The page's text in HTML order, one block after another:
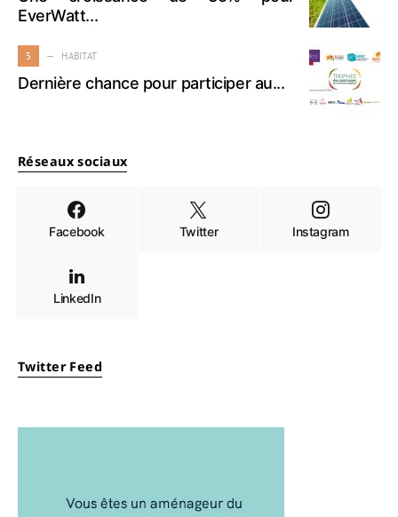
EverWatt...
5 HABITAT
Dernière chance pour participer au...
Réseaux sociaux
Facebook Twitter Instagram
LinkedIn
Twitter Feed